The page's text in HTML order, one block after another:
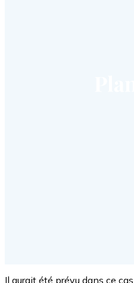
Il aurait été prévu dans ce